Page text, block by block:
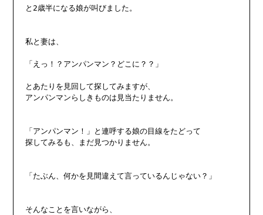
と2歳半になる娘が叫びました。
私と妻は、
「えっ！？アンパンマン？どこに？？」
とあたりを見回して探してみますが、
アンパンマンらしきものは見当たりません。
「アンパンマン！」と連呼する娘の目線をたどって
探してみるも、まだ見つかりません。
「たぶん、何かを見間違えて言っているんじゃない？」
そんなことを言いながら、